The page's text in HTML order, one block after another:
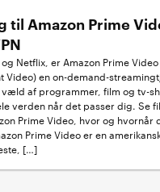
til Amazon Prime
og Netflix, er Amazon Prime
Video) en on-demand-
af programmer, film og tv-
verden når det passer dig. Se
Prime Video, hvor og hvornår
Prime Video er en
[…]